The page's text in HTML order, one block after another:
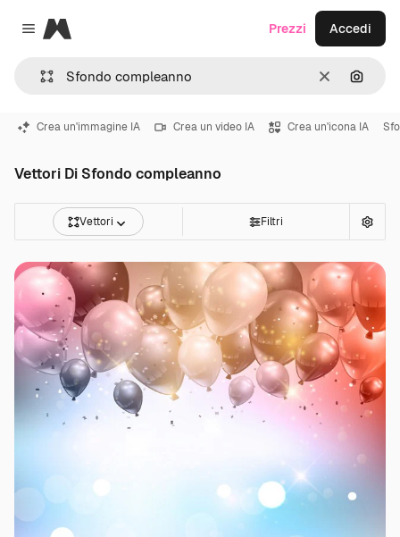
Close menu
Magnific
CancellaCerca
Prezzi Accedi
Crea un'immagine IA Crea un video IA Crea un'icona IA
Vettori Di Sfondo compleanno
Vettori Filtri